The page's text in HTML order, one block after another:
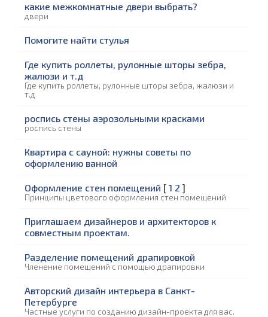
какие межкомнатные двери выбрать?
двери
Помогите найти стулья
Где купить роллеты, рулонные шторы зебра,
жалюзи и т.д
Где купить роллеты, рулонные шторы зебра, жалюзи и
т.д
роспись стены аэрозольными красками
роспись стены
Квартира с сауной: нужны советы по
оформлению ванной
Оформление стен помещений [ 1 2 ]
Принципы цветового оформления стен помещений
Приглашаем дизайнеров и архитекторов к
совместным проектам.
Разделение помещений драпировкой
Членение помещений с помощью драпировки
Авторский дизайн интерьера в Санкт-
Петербурге
Частные услуги по созданию дизайн-проекта для вас.